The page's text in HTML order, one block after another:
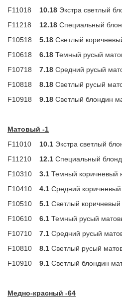
F11018
10.18 Экстра светлый
F11218
12.18 Специальный
F10518
5.18 Светлый
F10618
6.18 Темный русый
F10718
7.18 Средний русый
F10818
8.18 Светлый русый
F10918
9.18 Светлый блондин
Матовый -1
F11010
10.1 Экстра светлый
F11210
12.1 Специальный
F10310
3.1 Темный коричневый
F10410
4.1 Средний
F10510
5.1 Светлый
F10610
6.1 Темный русый
F10710
7.1 Средний русый
F10810
8.1 Светлый русый
F10910
9.1 Светлый блондин
Медно-красный -64